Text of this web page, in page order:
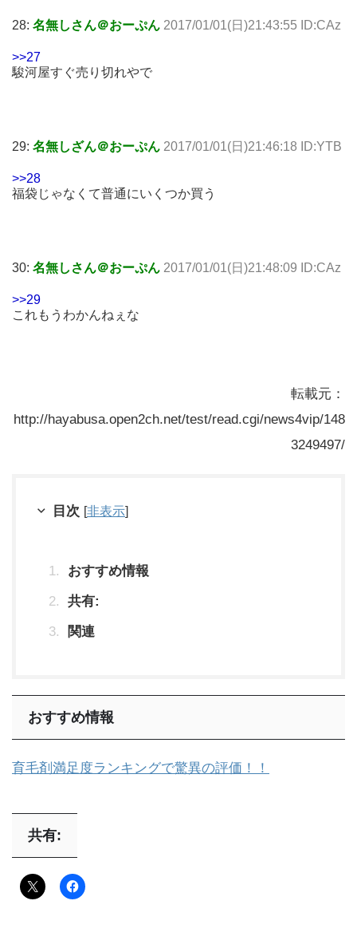
28: 名無しさん＠おーぷん 2017/01/01(日)21:43:55 ID:CAz
>>27
駿河屋すぐ売り切れやで
29: 名無しざん＠おーぷん 2017/01/01(日)21:46:18 ID:YTB
>>28
福袋じゃなくて普通にいくつか買う
30: 名無しさん＠おーぷん 2017/01/01(日)21:48:09 ID:CAz
>>29
これもうわかんねぇな
転載元：
http://hayabusa.open2ch.net/test/read.cgi/news4vip/148
3249497/
目次 [非表示]
おすすめ情報
共有:
関連
おすすめ情報
育毛剤満足度ランキングで驚異の評価！！
共有: